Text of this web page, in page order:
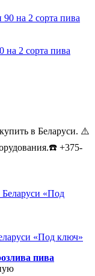
на 2 сорта пива
в Беларуси. ⚠️
+375-
«Под ключ»
пива